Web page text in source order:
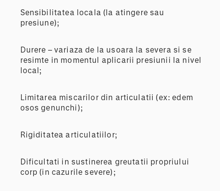
Sensibilitatea locala (la atingere sau
presiune);
Durere – variaza de la usoara la severa si se
resimte in momentul aplicarii presiunii la nivel
local;
Limitarea miscarilor din articulatii (ex: edem
osos genunchi);
Rigiditatea articulatiilor;
Dificultati in sustinerea greutatii propriului
corp (in cazurile severe);